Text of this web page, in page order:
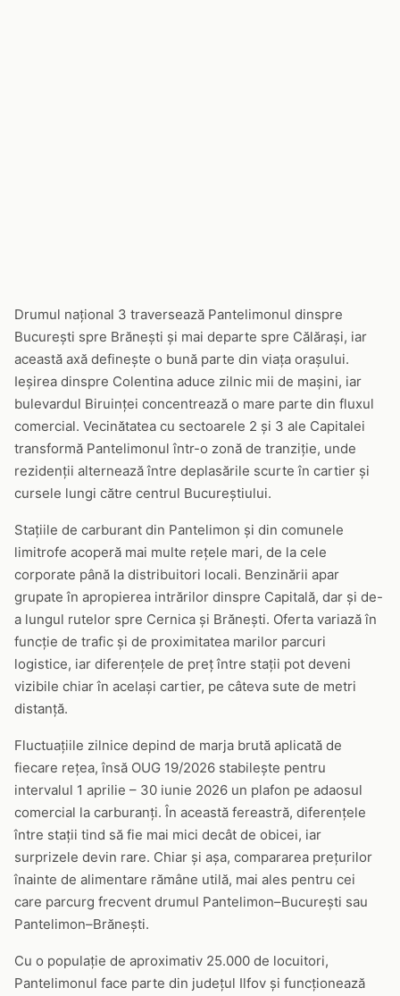
Drumul național 3 traversează Pantelimonul dinspre
București spre Brănești și mai departe spre Călărași, iar
această axă definește o bună parte din viața orașului.
Ieșirea dinspre Colentina aduce zilnic mii de mașini, iar
bulevardul Biruinței concentrează o mare parte din fluxul
comercial. Vecinătatea cu sectoarele 2 și 3 ale Capitalei
transformă Pantelimonul într-o zonă de tranziție, unde
rezidenții alternează între deplasările scurte în cartier și
cursele lungi către centrul Bucureștiului.
Stațiile de carburant din Pantelimon și din comunele
limitrofe acoperă mai multe rețele mari, de la cele
corporate până la distribuitori locali. Benzinării apar
grupate în apropierea intrărilor dinspre Capitală, dar și de-
a lungul rutelor spre Cernica și Brănești. Oferta variază în
funcție de trafic și de proximitatea marilor parcuri
logistice, iar diferențele de preț între stații pot deveni
vizibile chiar în același cartier, pe câteva sute de metri
distanță.
Fluctuațiile zilnice depind de marja brută aplicată de
fiecare rețea, însă OUG 19/2026 stabilește pentru
intervalul 1 aprilie – 30 iunie 2026 un plafon pe adaosul
comercial la carburanți. În această fereastră, diferențele
între stații tind să fie mai mici decât de obicei, iar
surprizele devin rare. Chiar și așa, compararea prețurilor
înainte de alimentare rămâne utilă, mai ales pentru cei
care parcurg frecvent drumul Pantelimon–București sau
Pantelimon–Brănești.
Cu o populație de aproximativ 25.000 de locuitori,
Pantelimonul face parte din județul Ilfov și funcționează